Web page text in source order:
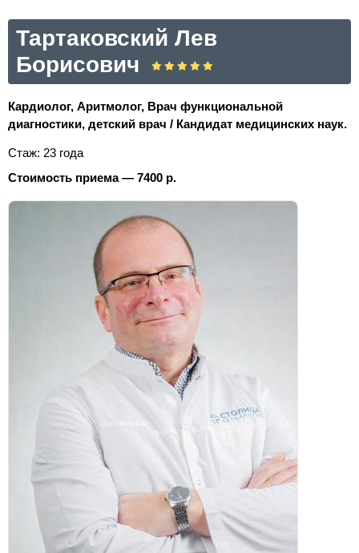
Тартаковский Лев
Борисович
Кардиолог, Аритмолог, Врач функциональной
диагностики, детский врач / Кандидат медицинских наук.
Стаж: 23 года
Стоимость приема — 7400 р.